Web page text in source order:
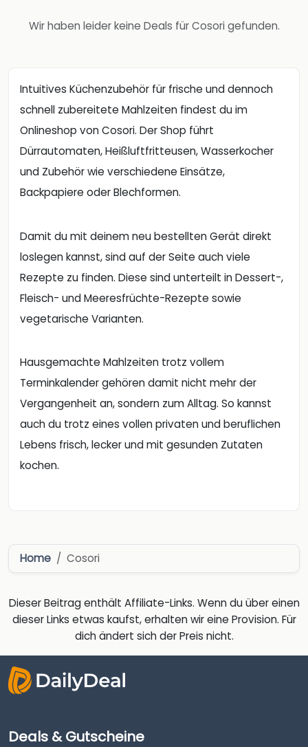
Wir haben leider keine Deals für Cosori gefunden.
Intuitives Küchenzubehör für frische und dennoch
schnell zubereitete Mahlzeiten findest du im
Onlineshop von Cosori. Der Shop führt
Dürrautomaten, Heißluftfritteusen, Wasserkocher
und Zubehör wie verschiedene Einsätze,
Backpapiere oder Blechformen.
Damit du mit deinem neu bestellten Gerät direkt
loslegen kannst, sind auf der Seite auch viele
Rezepte zu finden. Diese sind unterteilt in Dessert-,
Fleisch- und Meeresfrüchte-Rezepte sowie
vegetarische Varianten.
Hausgemachte Mahlzeiten trotz vollem
Terminkalender gehören damit nicht mehr der
Vergangenheit an, sondern zum Alltag. So kannst
auch du trotz eines vollen privaten und beruflichen
Lebens frisch, lecker und mit gesunden Zutaten
kochen.
Home Cosori
Dieser Beitrag enthält Affiliate-Links. Wenn du über einen
dieser Links etwas kaufst, erhalten wir eine Provision. Für
dich ändert sich der Preis nicht.
Deals & Gutscheine